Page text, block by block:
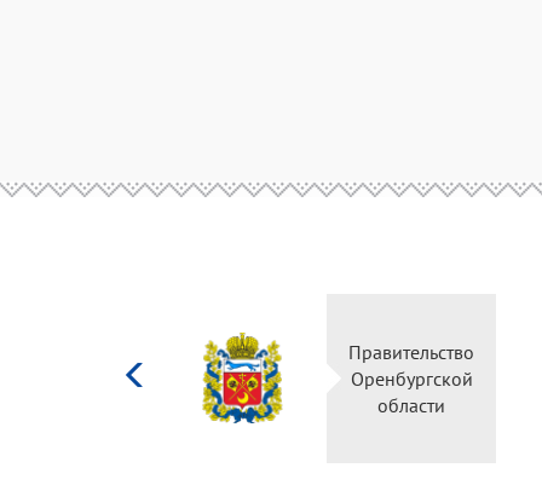
Правительство
Оренбургской
области